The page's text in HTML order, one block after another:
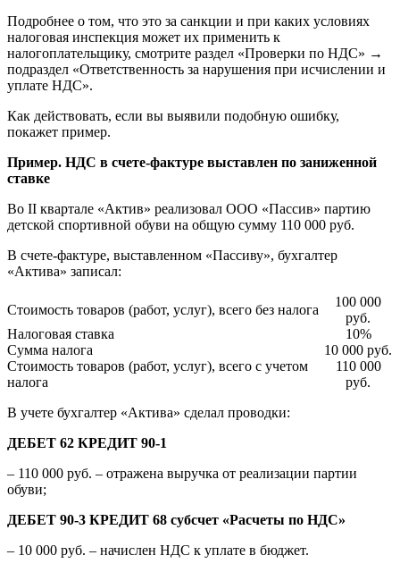
Подробнее о том, что это за санкции и при каких условиях
налоговая инспекция может их применить к
налогоплательщику, смотрите раздел «Проверки по НДС» →
подраздел «Ответственность за нарушения при исчислении и
уплате НДС».
Как действовать, если вы выявили подобную ошибку,
покажет пример.
Пример. НДС в счете-фактуре выставлен по заниженной
ставке
Во II квартале «Актив» реализовал ООО «Пассив» партию
детской спортивной обуви на общую сумму 110 000 руб.
В счете-фактуре, выставленном «Пассиву», бухгалтер
«Актива» записал:
Стоимость товаров (работ, услуг), всего без налога
100 000
руб.
Налоговая ставка
10%
Сумма налога
10 000 руб.
Стоимость товаров (работ, услуг), всего с учетом
налога
110 000
руб.
В учете бухгалтер «Актива» сделал проводки:
ДЕБЕТ 62 КРЕДИТ 90-1
– 110 000 руб. – отражена выручка от реализации партии
обуви;
ДЕБЕТ 90-3 КРЕДИТ 68 субсчет «Расчеты по НДС»
– 10 000 руб. – начислен НДС к уплате в бюджет.